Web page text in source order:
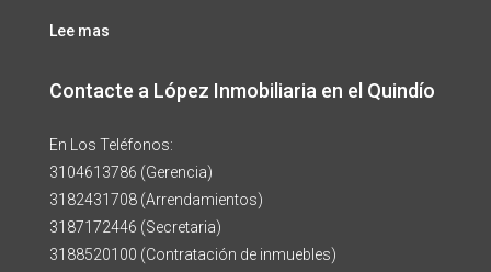
Lee mas
Contacte a López Inmobiliaria en el Quindío
En Los Teléfonos:
3104613786 (Gerencia)
3182431708 (Arrendamientos)
3187172446 (Secretaria)
3188520100 (Contratación de inmuebles)